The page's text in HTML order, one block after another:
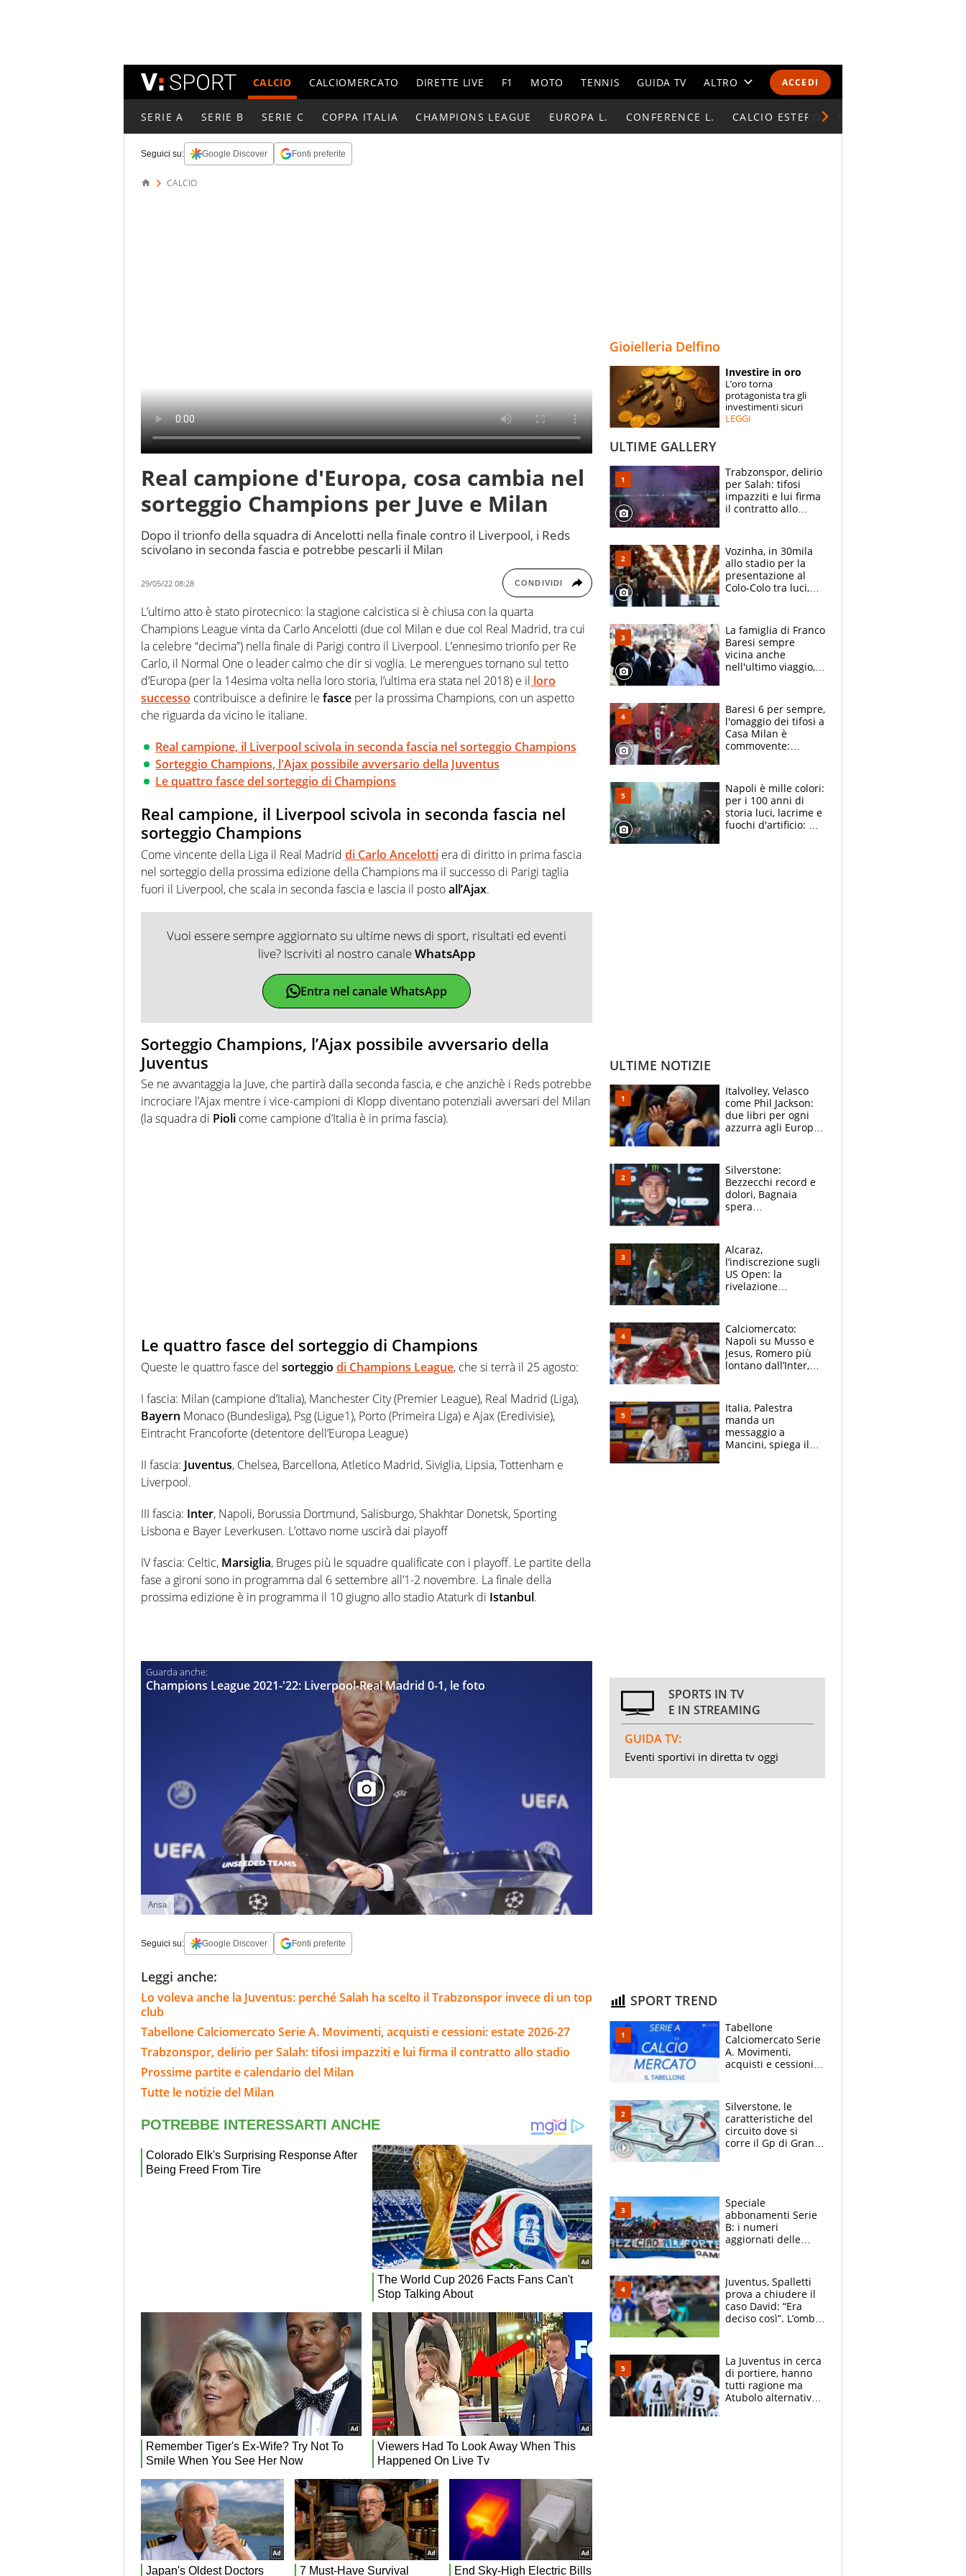
ACCEDI
CALCIO CALCIOMERCATO DIRETTE LIVE F1 MOTO TENNIS GUIDA TV ALTRO
CALENDARI E CLASSIFICHE
ESPERTI
CONTATTI
SERIE A SERIE B SERIE C COPPA ITALIA CHAMPIONS LEAGUE EUROPA L. CONFERENCE L. CALCIO ESTERO
Seguici su: Google Discover Fonti preferite
CALCIO
Real campione d'Europa, cosa cambia nel
sorteggio Champions per Juve e Milan
Dopo il trionfo della squadra di Ancelotti nella finale contro il Liverpool, i Reds
scivolano in seconda fascia e potrebbe pescarli il Milan
29/05/22 08:28 CONDIVIDI
L’ultimo atto è stato pirotecnico: la stagione calcistica si è chiusa con la quarta
Champions League vinta da Carlo Ancelotti (due col Milan e due col Real Madrid, tra cui
la celebre “decima”) nella finale di Parigi contro il Liverpool. L’ennesimo trionfo per Re
Carlo, il Normal One o leader calmo che dir si voglia. Le merengues tornano sul tetto
d’Europa (per la 14esima volta nella loro storia, l’ultima era stata nel 2018) e il loro
successo contribuisce a definire le fasce per la prossima Champions, con un aspetto
che riguarda da vicino le italiane.
Real campione, il Liverpool scivola in seconda fascia nel sorteggio Champions
Sorteggio Champions, l'Ajax possibile avversario della Juventus
Le quattro fasce del sorteggio di Champions
Real campione, il Liverpool scivola in seconda fascia nel
sorteggio Champions
Come vincente della Liga il Real Madrid di Carlo Ancelotti era di diritto in prima fascia
nel sorteggio della prossima edizione della Champions ma il successo di Parigi taglia
fuori il Liverpool, che scala in seconda fascia e lascia il postoall’Ajax.
Vuoi essere sempre aggiornato su ultime news di sport, risultati ed eventi
live? Iscriviti al nostro canaleWhatsApp
Entra nel canale WhatsApp
Sorteggio Champions, l’Ajax possibile avversario della
Juventus
Se ne avvantaggia la Juve, che partirà dalla seconda fascia, e che anzichè i Reds potrebbe
incrociare l’Ajax mentre i vice-campioni di Klopp diventano potenziali avversari del Milan
(la squadra di Pioli come campione d’Italia è in prima fascia).
Le quattro fasce del sorteggio di Champions
Queste le quattro fasce del sorteggio di Champions League, che si terrà il 25 agosto:
I fascia: Milan (campione d’Italia), Manchester City (Premier League), Real Madrid (Liga),
Bayern Monaco (Bundesliga), Psg (Ligue1), Porto (Primeira Liga) e Ajax (Eredivisie),
Eintracht Francoforte (detentore dell’Europa League)
II fascia: Juventus, Chelsea, Barcellona, Atletico Madrid, Siviglia, Lipsia, Tottenham e
Liverpool.
III fascia: Inter, Napoli, Borussia Dortmund, Salisburgo, Shakhtar Donetsk, Sporting
Lisbona e Bayer Leverkusen. L’ottavo nome uscirà dai playoff
IV fascia: Celtic, Marsiglia, Bruges più le squadre qualificate con i playoff. Le partite della
fase a gironi sono in programma dal 6 settembre all’1-2 novembre. La finale della
prossima edizione è in programma il 10 giugno allo stadio Ataturk di Istanbul.
Champions League 2021-'22: Liverpool-Real Madrid 0-1, le foto
Ansa
Seguici su: Google Discover Fonti preferite
Leggi anche:
Lo voleva anche la Juventus: perché Salah ha scelto il Trabzonspor invece di un top
club
Tabellone Calciomercato Serie A. Movimenti, acquisti e cessioni: estate 2026-27
Trabzonspor, delirio per Salah: tifosi impazziti e lui firma il contratto allo stadio
Prossime partite e calendario del Milan
Tutte le notizie del Milan
Gioielleria Delfino
Investire in oro
L’oro torna
protagonista tra gli
investimenti sicuri
LEGGI
ULTIME GALLERY
Trabzonspor, delirio
per Salah: tifosi
impazziti e lui firma
il contratto allo
Vozinha, in 30mila
allo stadio per la
presentazione al
Colo-Colo tra luci,
La famiglia di Franco
Baresi sempre
vicina anche
nell'ultimo viaggio,
circondati
dall'affetto dei tifosi
Baresi 6 per sempre,
l'omaggio dei tifosi a
Casa Milan è
commovente:
bigliettini
Napoli è mille colori:
per i 100 anni di
storia luci, lacrime e
fuochi d'artificio: De
ULTIME NOTIZIE
Italvolley, Velasco
come Phil Jackson:
due libri per ogni
azzurra agli Europei.
Silverstone:
Bezzecchi record e
dolori, Bagnaia
spera
e vota Aprilia
Alcaraz,
l’indiscrezione sugli
US Open: la
rivelazione
B. Rune verso la
rinuncia
Calciomercato:
Napoli su Musso e
Jesus, Romero più
lontano dall’Inter,
tabellone
Italia, Palestra
manda un
messaggio a
Mancini, spiega il
SPORTS IN TV
E IN STREAMING
GUIDA TV:
Eventi sportivi in diretta tv oggi
SPORT TREND
Tabellone
Calciomercato Serie
A. Movimenti,
acquisti e cessioni:
Silverstone, le
caratteristiche del
circuito dove si
corre il Gp di Gran
Speciale
abbonamenti Serie
B: i numeri
aggiornati delle
Juventus, Spalletti
prova a chiudere il
caso David: “Era
deciso così”. L’ombra
La Juventus in cerca
di portiere, hanno
tutti ragione ma
Atubolo alternativa